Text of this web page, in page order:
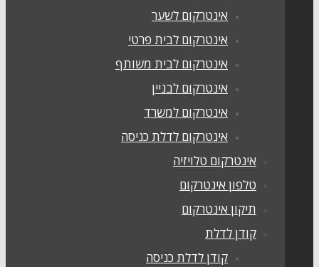
אינטרקום לשער
אינטרקום לבית פרטי
אינטרקום לבית משותף
אינטרקום לבניין
אינטרקום למשרד
אינטרקום לדלת כניסה
אינטרקום טלויזיה
טלפון אינטרקום
תיקון אינטרקום
קודן לדלת
קודן לדלת כניסה